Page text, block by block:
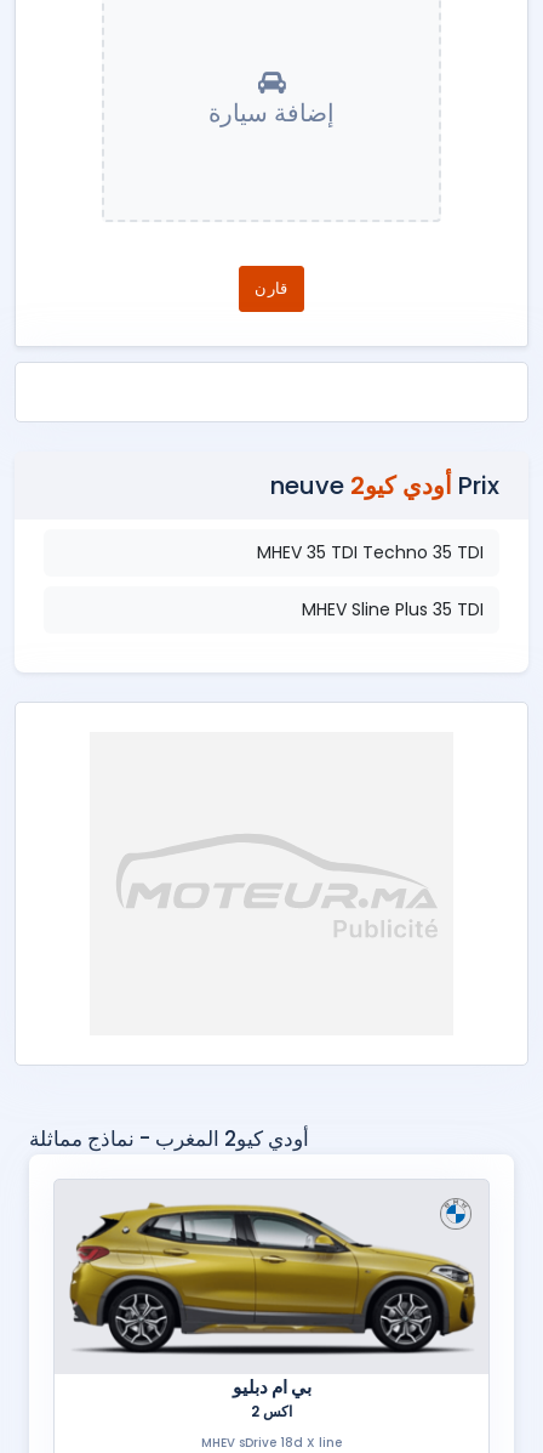
إضافة سيارة
قارن
Prix أودي كيو2
MHEV 35 TDI Techno 35 TDI
MHEV Sline Plus 35 TDI
أودي كيو2 المغرب - نماذج مماثلة
بي ام دبليو
اكس 2
MHEV sDrive 18d X line